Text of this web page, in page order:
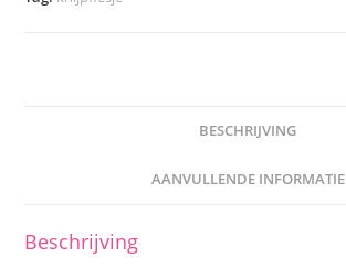
BESCHRIJVING
AANVULLENDE INFORMATIE
Beschrijving